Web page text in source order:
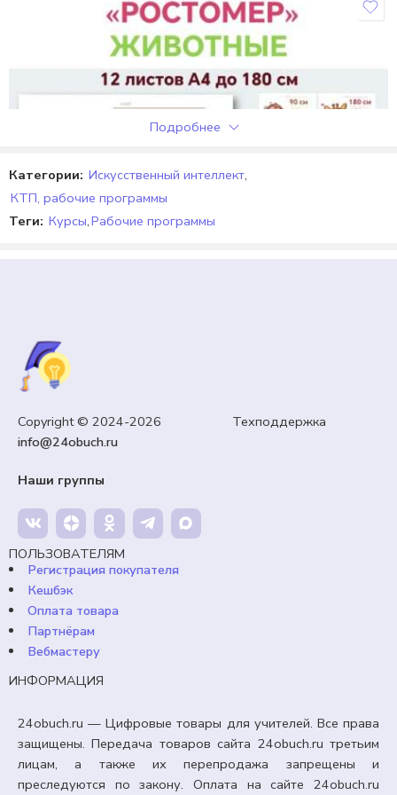
Отзывов пока нет.
РОСТОВЫЕ ФИГУРЫ, РОСТОВИКИ
Ростомер «Животные»
В корзину
Подробнее
Категории: Искусственный интеллект,
КТП, рабочие программы
Теги: Курсы,Рабочие программы
Copyright © 2024-2026 Техподдержка
info@24obuch.ru
Наши группы
ПОЛЬЗОВАТЕЛЯМ
Регистрация покупателя
Кешбэк
Оплата товара
Партнёрам
Вебмастеру
ИНФОРМАЦИЯ
24obuch.ru — Цифровые товары для учителей. Все права
защищены. Передача товаров сайта 24obuch.ru третьим
лицам, а также их перепродажа запрещены и
преследуются по закону. Оплата на сайте 24obuch.ru